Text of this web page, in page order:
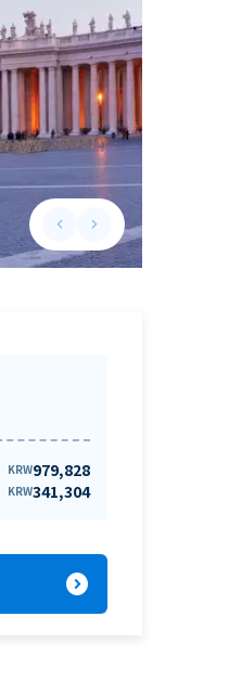
keyboard_arrow_leftPrevious slide
keyboard_arrow_rightNext slide
KRW979,828
KRW341,304
expand_circle_right